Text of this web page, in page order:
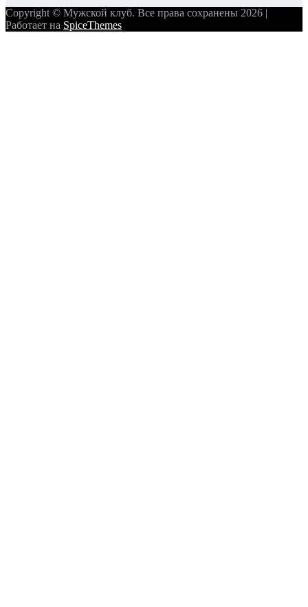
Copyright © Мужской клуб. Все права сохранены 2026 |
Работает на SpiceThemes